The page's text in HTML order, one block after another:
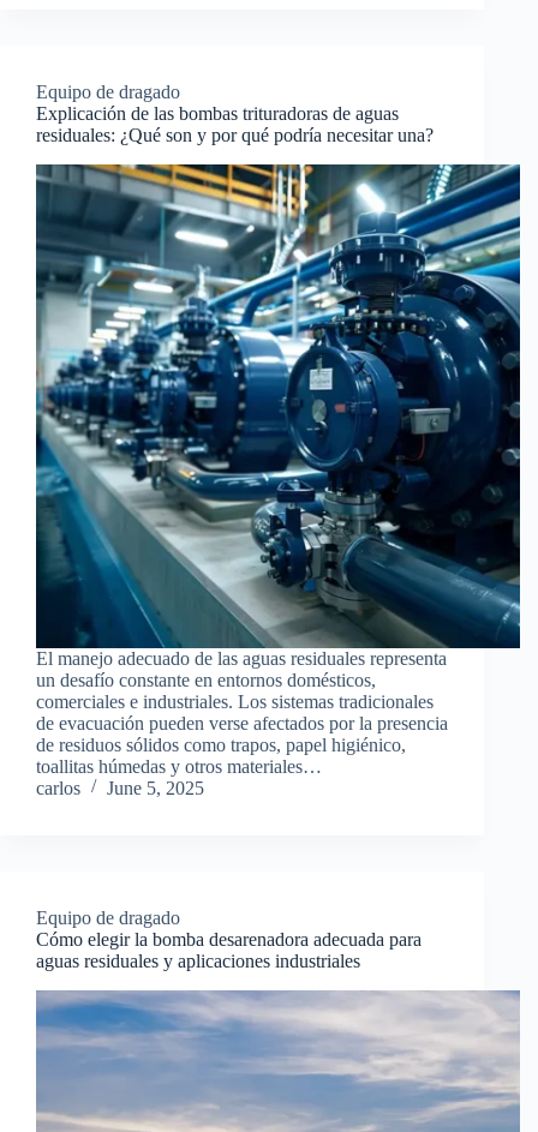
Equipo de dragado
Explicación de las bombas trituradoras de aguas
residuales: ¿Qué son y por qué podría necesitar una?
El manejo adecuado de las aguas residuales representa
un desafío constante en entornos domésticos,
comerciales e industriales. Los sistemas tradicionales
de evacuación pueden verse afectados por la presencia
de residuos sólidos como trapos, papel higiénico,
toallitas húmedas y otros materiales…
carlos
June 5, 2025
Equipo de dragado
Cómo elegir la bomba desarenadora adecuada para
aguas residuales y aplicaciones industriales